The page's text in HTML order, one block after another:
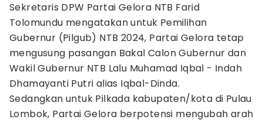
Sekretaris DPW Partai Gelora NTB Farid
Tolomundu mengatakan untuk Pemilihan
Gubernur (Pilgub) NTB 2024, Partai Gelora tetap
mengusung pasangan Bakal Calon Gubernur dan
Wakil Gubernur NTB Lalu Muhamad Iqbal - Indah
Dhamayanti Putri alias Iqbal-Dinda.
Sedangkan untuk Pilkada kabupaten/kota di Pulau
Lombok, Partai Gelora berpotensi mengubah arah